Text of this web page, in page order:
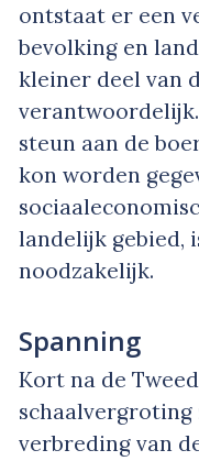
ontstaat er een
bevolking en
kleiner deel van
steun aan de
kon worden
landelijk gebied,
noodzakelijk.
Spanning
Kort na de
schaalvergroting
verbreding van